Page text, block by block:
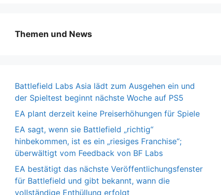
Themen und News
Battlefield Labs Asia lädt zum Ausgehen ein und
der Spieltest beginnt nächste Woche auf PS5
EA plant derzeit keine Preiserhöhungen für Spiele
EA sagt, wenn sie Battlefield „richtig“
hinbekommen, ist es ein „riesiges Franchise“;
überwältigt vom Feedback von BF Labs
EA bestätigt das nächste Veröffentlichungsfenster
für Battlefield und gibt bekannt, wann die
vollständige Enthüllung erfolgt